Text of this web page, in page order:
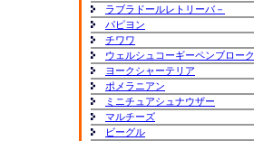
ラブラドールレトリーバ－
パピヨン
チワワ
ウェルシュコーギーペンブローク
ヨークシャーテリア
ポメラニアン
ミニチュアシュナウザー
マルチーズ
ビーグル